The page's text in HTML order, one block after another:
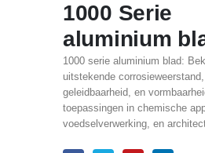
1000 Serie
aluminium
1000 serie aluminium blad:
uitstekende
geleidbaarheid, en
toepassingen in chemische
voedselverwerking, en